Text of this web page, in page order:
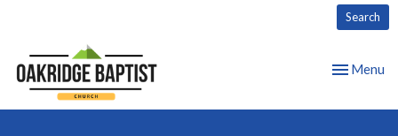
Search
Toggle
Menu